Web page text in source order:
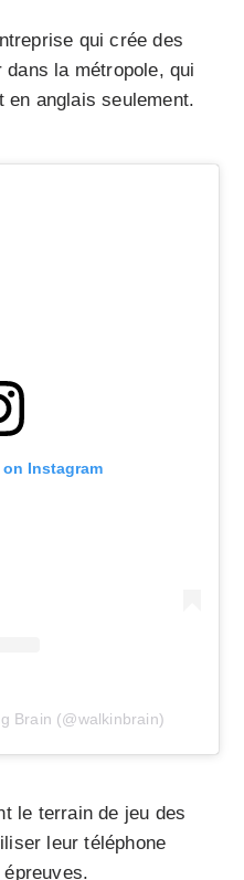
qui crée des
dans la métropole, qui
en anglais seulement.
Instagram
Brain (@walkinbrain)
le terrain de jeu des
leur téléphone